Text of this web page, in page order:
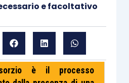
e facoltativo
è il processo